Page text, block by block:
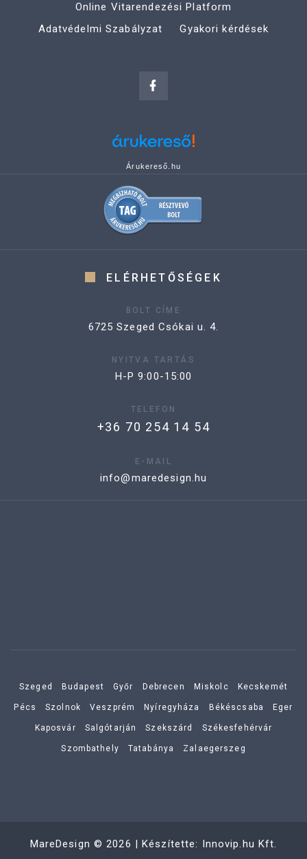
Online Vitarendezési Platform
Adatvédelmi Szabályzat
Gyakori kérdések
Árukereső.hu
ELÉRHETŐSÉGEK
BOLT CÍME
6725 Szeged Csókai u. 4.
NYITVA TARTÁS
H-P 9:00-15:00
TELEFON
+36 70 254 14 54
E-MAIL
info@maredesign.hu
Szeged Budapest Győr Debrecen Miskolc Kecskemét
Pécs Szolnok Veszprém Nyíregyháza Békéscsaba Eger
Kaposvár Salgótarján Szekszárd Székesfehérvár
Szombathely Tatabánya Zalaegerszeg
MareDesign ©2026 | Készítette: Innovip.hu Kft.